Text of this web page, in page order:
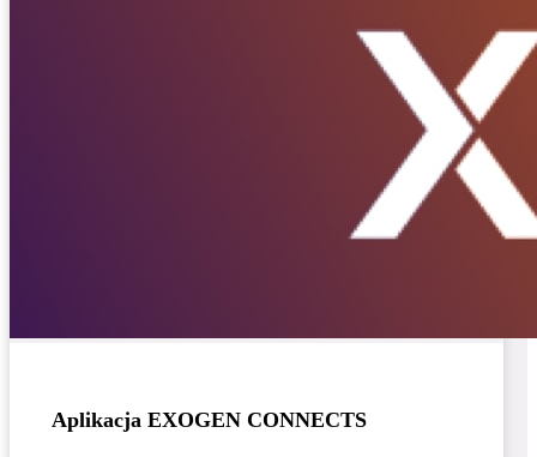
Aplikacja EXOGEN CONNECTS